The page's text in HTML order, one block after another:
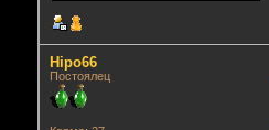
Hipo66
Постоялец